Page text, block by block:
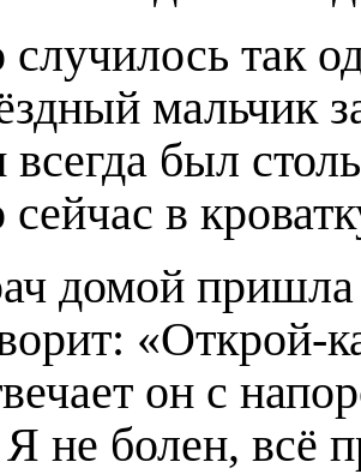
так
мальчик
был
в
домой
«Открой-
он с
не болен, всё